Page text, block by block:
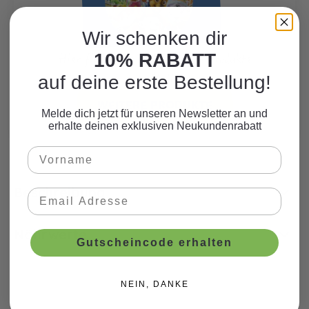
Hier finden Sie viele weitere Produkte
zum Motto.
Beschreibung
Nährwerte
Wir schenken dir
10% RABATT
auf deine erste Bestellung!
Melde dich jetzt für unseren Newsletter an und
erhalte deinen exklusiven Neukundenrabatt
Gutscheincode erhalten
NEIN, DANKE